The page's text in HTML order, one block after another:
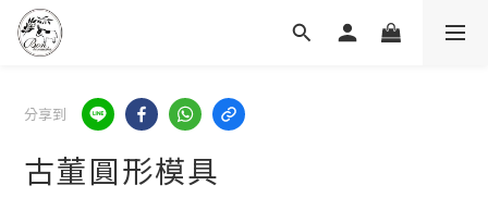
分享到
古董圓形模具